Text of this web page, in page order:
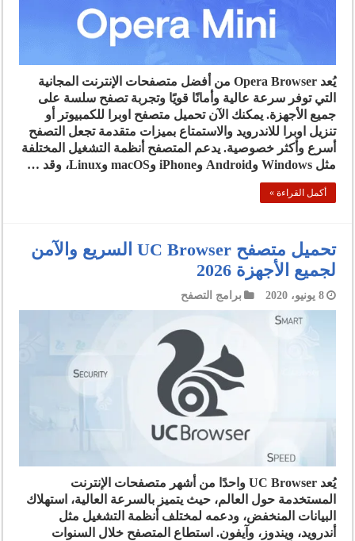
يُعد Opera Browser من أفضل متصفحات الإنترنت المجانية
التي توفر سرعة عالية وأمانًا قويًا وتجربة تصفح سلسة على
جميع الأجهزة. يمكنك الآن تحميل متصفح اوبرا للكمبيوتر أو
تنزيل اوبرا للاندرويد والاستمتاع بميزات متقدمة تجعل التصفح
أسرع وأكثر خصوصية. يدعم المتصفح أنظمة التشغيل المختلفة
مثل Windows وAndroid وiPhone وmacOS وLinux، وقد …
أكمل القراءة »
تحميل متصفح UC Browser السريع والآمن
لجميع الأجهزة 2026
8 يونيو، 2020 برامج التصفح
يُعد UC Browser واحدًا من أشهر متصفحات الإنترنت
المستخدمة حول العالم، حيث يتميز بالسرعة العالية، استهلاك
البيانات المنخفض، ودعمه لمختلف أنظمة التشغيل مثل
أندرويد، ويندوز، وآيفون. استطاع المتصفح خلال السنوات